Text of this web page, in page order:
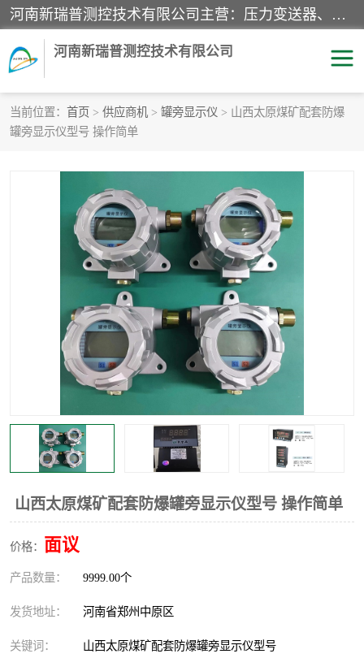
河南新瑞普测控技术有限公司主营：压力变送器、液位变送器、差压变送器、雷达料位计、电容物位计、温度显示控制仪表、电量变送器、流量计、工业自动化系统成套设备。
河南新瑞普测控技术有限公司
当前位置： 首页 > 供应商机 > 罐旁显示仪 > 山西太原煤矿配套防爆
罐旁显示仪型号 操作简单
山西太原煤矿配套防爆罐旁显示仪型号 操作简单
价格： 面议
产品数量： 9999.00个
发货地址： 河南省郑州中原区
关键词： 山西太原煤矿配套防爆罐旁显示仪型号
霍尼韦尔压力变送器
液位变送器 雷达料位计
标准型工业压力变送器 罐旁显示仪
温度传感器变送器
压力变送器 电容物位计
温度显示控制仪表 电量变送器
流量计 工业自动化系统成套设备